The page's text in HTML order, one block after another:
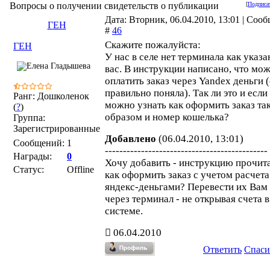
[
Вопросы о получении свидетельств о публикации
ГЕН
Дата: Вторник, 06.04.2010, 13:01 |
# 46
ГЕН
Ранг: Дошколенок
(?)
Группа:
Зарегистрированные
Сообщений: 1
Награды:
0
Статус:
Offline
Скажите пожалуйста:
У нас в селе нет терминала как
вас. В инструкции написано, что
оплатить заказ через Yandex деньги
правильно поняла). Так ли это и если
можно узнать как оформить заказ
образом и номер кошелька?
Добавлено (06.04.2010, 13:01)
---------------------------------------------
Хочу добавить - инструкцию
как оформить заказ с учетом расчета
яндекс-деньгами? Перевести их
через терминал - не открывая счета в
системе.
06.04.2010
Ответить